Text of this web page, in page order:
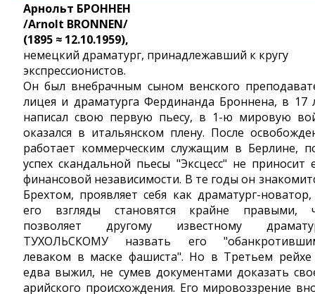
Арнольт БРОННЕН
/Arnolt BRONNEN/
(1895 ≈ 12.10.1959),
немецкий драматург, принадлежавший к кругу
экспрессионистов.
Он был внебрачным сыном венского
лицея и драматурга Фердинанда Броннена, в 17
написал свою первую пьесу, в 1-ю мировую
оказался в итальянском плену. После
работает коммерческим служащим в Берлине,
успех скандальной пьесы "Эксцесс" не приносит
финансовой независимости. В те годы он
Брехтом, проявляет себя как драматург-
его взгляды становятся крайне правыми,
позволяет другому известному
ТУХОЛЬСКОМУ назвать его
леваком в маске фашиста". Но в Третьем
едва выжил, не сумев документами доказать
арийского происхождения. Его мировоззрение